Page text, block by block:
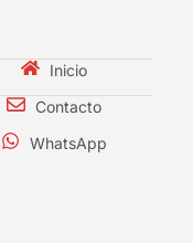
Inicio
Contacto
WhatsApp